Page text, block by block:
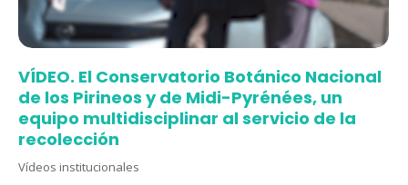
VÍDEO. El Conservatorio Botánico Nacional
de los Pirineos y de Midi-Pyrénées, un
equipo multidisciplinar al servicio de la
recolección
Vídeos institucionales